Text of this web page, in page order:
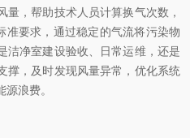
量，帮助技术人员计算换气次数，
准要求，通过稳定的气流将污染物
洁净室建设验收、日常运维，还是
撑，及时发现风量异常，优化系统
浪费。